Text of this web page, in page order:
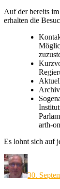
Auf der bereits
erhalten die
arth-
Es lohnt sich auf
Autor
am
30.